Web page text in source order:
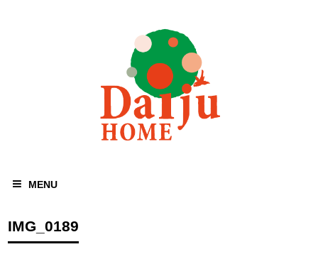
MENU
IMG_0189